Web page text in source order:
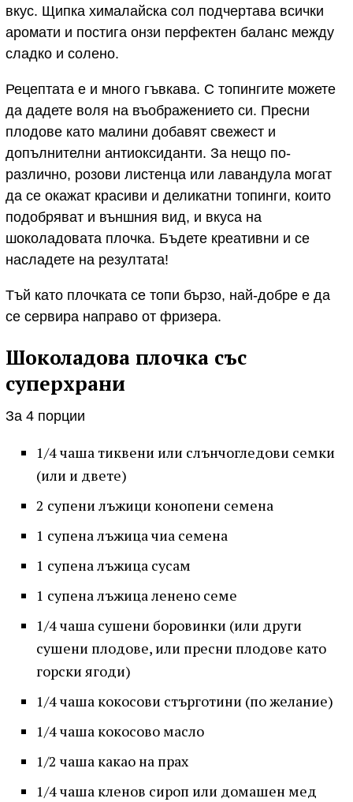
вкус. Щипка хималайска сол подчертава всички
аромати и постига онзи перфектен баланс между
сладко и солено.
Рецептата е и много гъвкава. С топингите можете
да дадете воля на въображението си. Пресни
плодове като малини добавят свежест и
допълнителни антиоксиданти. За нещо по-
различно, розови листенца или лавандула могат
да се окажат красиви и деликатни топинги, които
подобряват и външния вид, и вкуса на
шоколадовата плочка. Бъдете креативни и се
насладете на резултата!
Тъй като плочката се топи бързо, най-добре е да
се сервира направо от фризера.
Шоколадова плочка със
суперхрани
За 4 порции
1/4 чаша тиквени или слънчогледови семки
(или и двете)
2 супени лъжици конопени семена
1 супена лъжица чиа семена
1 супена лъжица сусам
1 супена лъжица ленено семе
1/4 чаша сушени боровинки (или други
сушени плодове, или пресни плодове като
горски ягоди)
1/4 чаша кокосови стърготини (по желание)
1/4 чаша кокосово масло
1/2 чаша какао на прах
1/4 чаша кленов сироп или домашен мед